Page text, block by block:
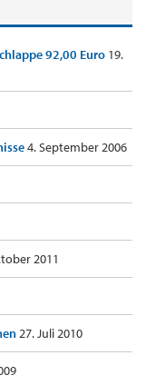
92,00 Euro 19.
4. September 2006
2011
27. Juli 2010